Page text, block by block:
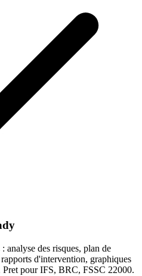
analyse des risques, plan de
d'intervention, graphiques
Pret pour IFS, BRC, FSSC 22000.